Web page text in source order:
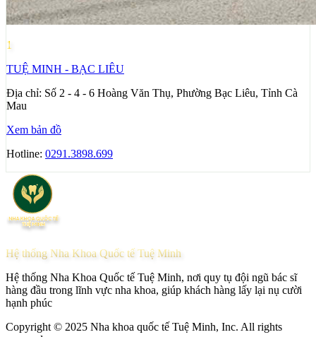
1
TUỆ MINH - BẠC LIÊU
Địa chỉ: Số 2 - 4 - 6 Hoàng Văn Thụ, Phường Bạc Liêu, Tỉnh Cà
Mau
Xem bản đồ
Hotline: 0291.3898.699
Hệ thống Nha Khoa Quốc tế Tuệ Minh
Hệ thống Nha Khoa Quốc tế Tuệ Minh, nơi quy tụ đội ngũ bác sĩ
hàng đầu trong lĩnh vực nha khoa, giúp khách hàng lấy lại nụ cười
hạnh phúc
Copyright © 2025 Nha khoa quốc tế Tuệ Minh, Inc. All rights